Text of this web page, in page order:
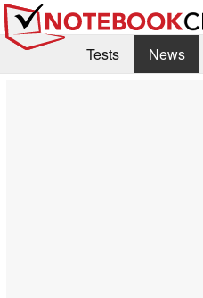
Tests News